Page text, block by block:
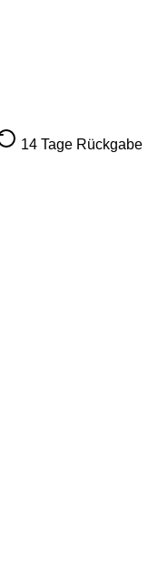
14 Tage Rückgabe